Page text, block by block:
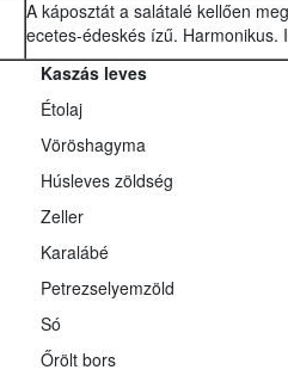
A káposztát a salátalé kellően
ecetes-édeskés ízű. Harmonikus.
Kaszás leves
Étolaj
Vöröshagyma
Húsleves zöldség
Zeller
Karalábé
Petrezselyemzöld
Só
Őrölt bors